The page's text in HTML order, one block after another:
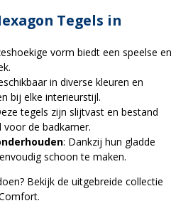
Tegels in
vorm biedt een speelse en
in diverse kleuren en
bij elke interieurstijl.
tegels zijn slijtvast en bestand
de badkamer.
: Dankzij hun gladde
schoon te maken.
Bekijk de uitgebreide collectie
.